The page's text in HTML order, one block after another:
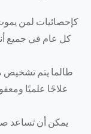
كل عام في جميع
طالما يتم تشخيص
علاجًا علميًا